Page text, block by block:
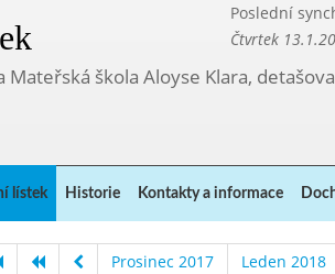
Poslední
Čtvrtek
Mateřská škola Aloyse Klara,
lístek Historie Kontakty a informace
Prosinec 2017 Leden 2018